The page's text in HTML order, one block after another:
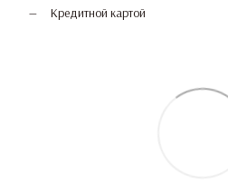
Кредитной картой